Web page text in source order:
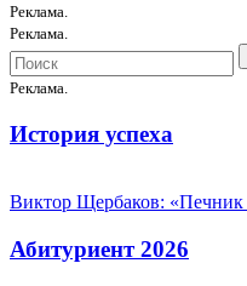
Реклама.
Реклама.
Реклама.
История успеха
Виктор Щербаков: «Печник
Абитуриент 2026